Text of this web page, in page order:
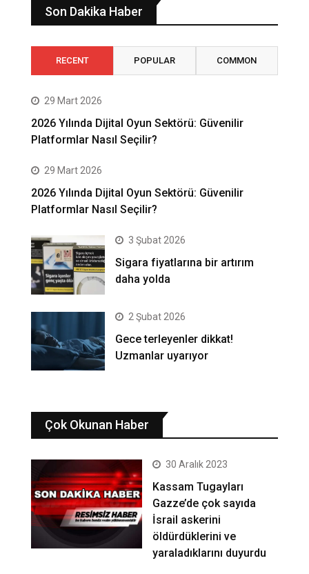
Son Dakika Haber
RECENT POPULAR COMMON
29 Mart 2026
2026 Yılında Dijital Oyun Sektörü: Güvenilir
Platformlar Nasıl Seçilir?
29 Mart 2026
2026 Yılında Dijital Oyun Sektörü: Güvenilir
Platformlar Nasıl Seçilir?
3 Şubat 2026
Sigara fiyatlarına bir artırım
daha yolda
2 Şubat 2026
Gece terleyenler dikkat!
Uzmanlar uyarıyor
Çok Okunan Haber
30 Aralık 2023
Kassam Tugayları
Gazze’de çok sayıda
İsrail askerini
öldürdüklerini ve
yaraladıklarını duyurdu